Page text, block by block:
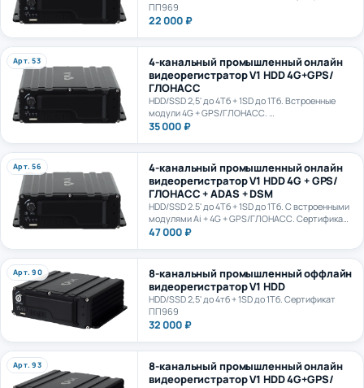
22 000 ₽
Арт. 53
4-канальный промышленный онлайн
видеорегистратор V1 HDD 4G+GPS/
ГЛОНАСС
HDD/SSD 2,5' до 4Тб + 1SD до 1Тб. Встроенные
модули 4G + GPS/ГЛОНАСС.
Сертификат ПП969
35 000 ₽
Арт. 56
4-канальный промышленный онлайн
видеорегистратор V1 HDD 4G + GPS/
ГЛОНАСС + ADAS + DSM
HDD/SSD 2.5' до 4Тб + 1SD до 1Тб. С встроенными
модулями Ai + 4G + GPS/ГЛОНАСС. Сертификат
ПП969. Сертификат ИИ ГОСТ Р 70885-2023
47 000 ₽
Арт. 90
8-канальный промышленный оффлайн
видеорегистратор V1 HDD
HDD/SSD 2,5' до 4тб + 1SD до 1Тб. Сертификат
ПП969
32 000 ₽
Арт. 93
8-канальный промышленный онлайн
видеорегистратор V1 HDD 4G+GPS/
ГЛОНАСС